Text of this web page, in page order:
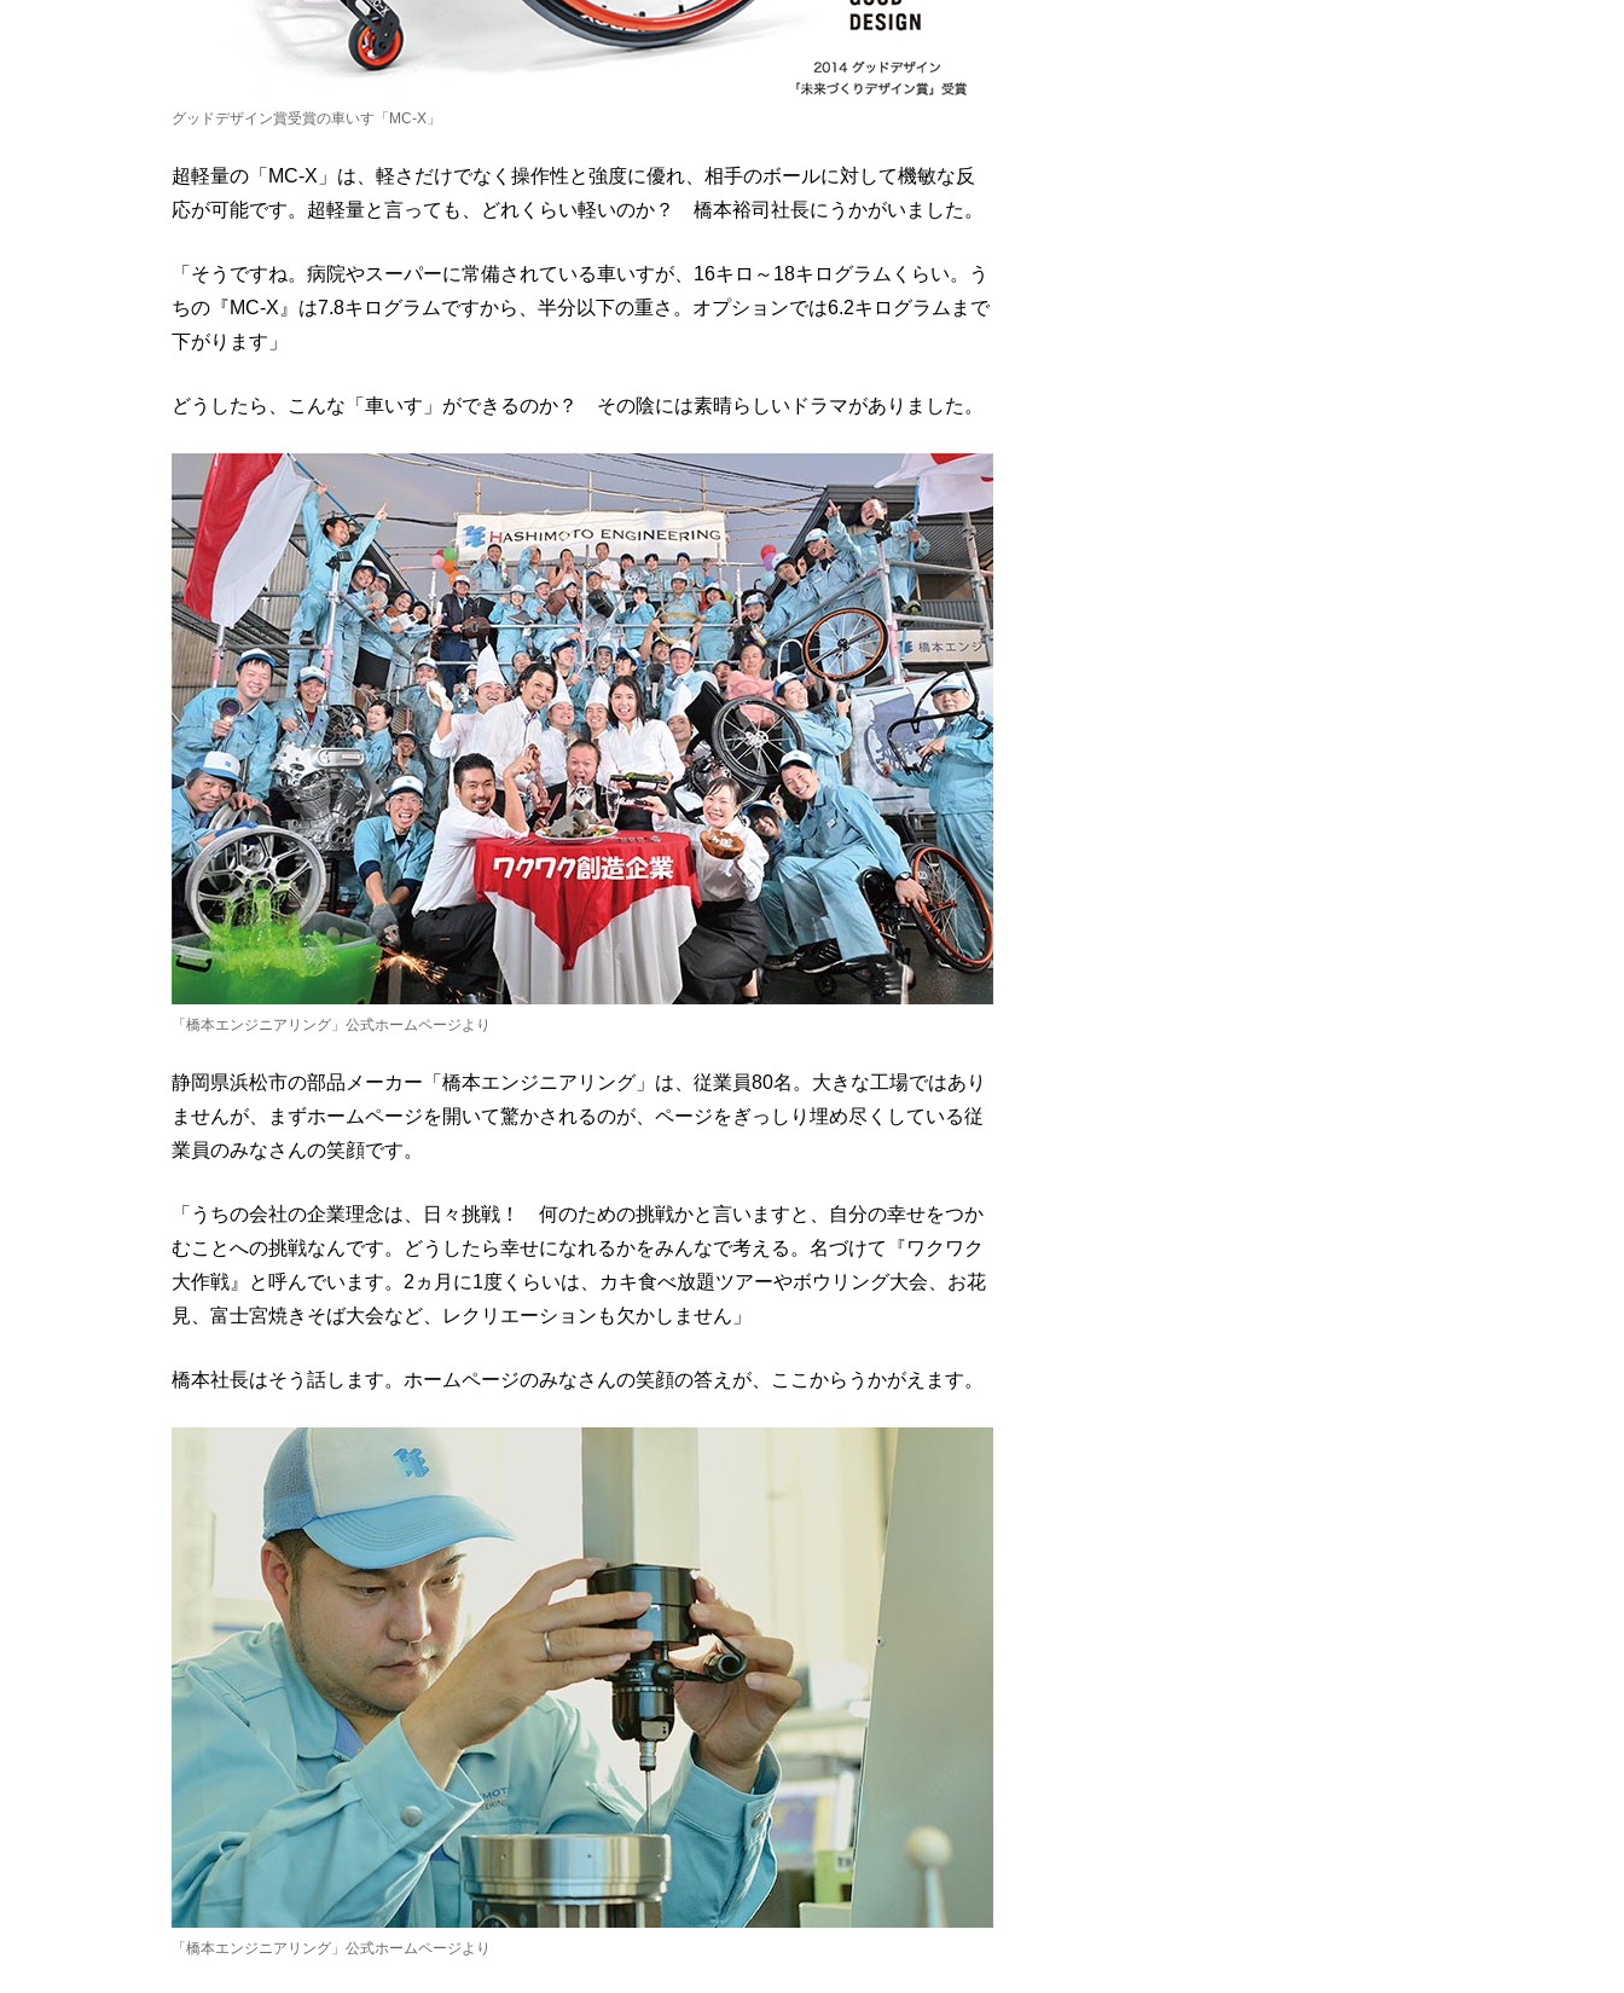
グッドデザイン賞受賞の車いす「MC‐X」
超軽量の「MC‐X」は、軽さだけでなく操作性と強度に優れ、相手のボールに対して機敏な反
応が可能です。超軽量と言っても、どれくらい軽いのか？ 橋本裕司社長にうかがいました。
「そうですね。病院やスーパーに常備されている車いすが、16キロ～18キログラムくらい。う
ちの『MC‐X』は7.8キログラムですから、半分以下の重さ。オプションでは6.2キログラムまで
下がります」
どうしたら、こんな「車いす」ができるのか？ その陰には素晴らしいドラマがありました。
「橋本エンジニアリング」公式ホームページより
静岡県浜松市の部品メーカー「橋本エンジニアリング」は、従業員80名。大きな工場ではあり
ませんが、まずホームページを開いて驚かされるのが、ページをぎっしり埋め尽くしている従
業員のみなさんの笑顔です。
「うちの会社の企業理念は、日々挑戦！ 何のための挑戦かと言いますと、自分の幸せをつか
むことへの挑戦なんです。どうしたら幸せになれるかをみんなで考える。名づけて『ワクワク
大作戦』と呼んでいます。2ヵ月に1度くらいは、カキ食べ放題ツアーやボウリング大会、お花
見、富士宮焼きそば大会など、レクリエーションも欠かしません」
橋本社長はそう話します。ホームページのみなさんの笑顔の答えが、ここからうかがえます。
「橋本エンジニアリング」公式ホームページより